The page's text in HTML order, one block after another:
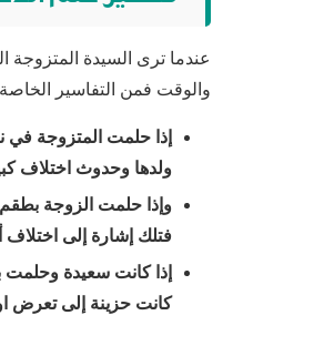
عندما ترى السيدة
والوقت فمن التفاسير الخاصة
إذا حلمت المتزوجة
ولدها وحدوث اختلاف
وإذا حلمت الزوجة
فتلك إشارة إلى
إذا كانت سعيدة وحلمت
كانت حزينة إلى تعرض